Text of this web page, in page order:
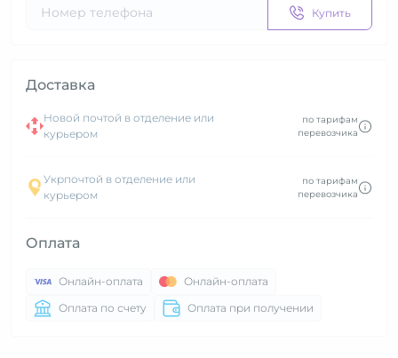
Купить
Доставка
Новой почтой в отделение или
курьером
по тарифам
перевозчика
Укрпочтой в отделение или
курьером
по тарифам
перевозчика
Оплата
Онлайн-оплата
Онлайн-оплата
Оплата по счету
Оплата при получении